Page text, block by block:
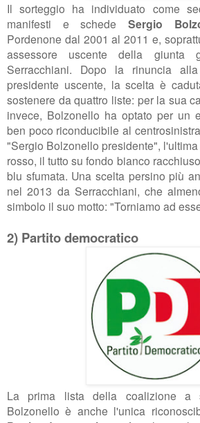
Il sorteggio ha individuato come
manifesti e schede Sergio
Pordenone dal 2001 al 2011 e,
assessore uscente della giunta
Serracchiani. Dopo la rinuncia
presidente uscente, la scelta è
sostenere da quattro liste: per la sua
invece, Bolzonello ha optato per un
ben poco riconducibile al
"Sergio Bolzonello presidente",
rosso, il tutto su fondo bianco
blu sfumata. Una scelta persino più
nel 2013 da Serracchiani, che
simbolo il suo motto: "Torniamo ad
2) Partito democratico
La prima lista della coalizione a
Bolzonello è anche l'unica